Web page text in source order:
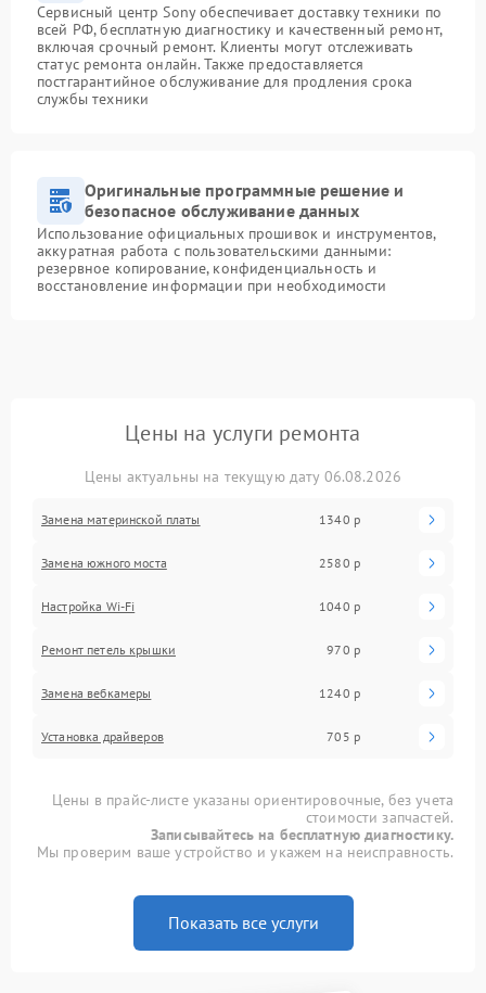
Сервисный центр Sony обеспечивает доставку техники по
всей РФ, бесплатную диагностику и качественный ремонт,
включая срочный ремонт. Клиенты могут отслеживать
статус ремонта онлайн. Также предоставляется
постгарантийное обслуживание для продления срока
службы техники
Оригинальные программные решение и
безопасное обслуживание данных
Использование официальных прошивок и инструментов,
аккуратная работа с пользовательскими данными:
резервное копирование, конфиденциальность и
восстановление информации при необходимости
Цены на услуги ремонта
Цены актуальны на текущую дату 06.08.2026
Замена материнской платы 1340 р
Замена южного моста 2580 р
Настройка Wi-Fi 1040 р
Ремонт петель крышки 970 р
Замена вебкамеры 1240 р
Установка драйверов 705 р
Цены в прайс-листе указаны ориентировочные, без учета
стоимости запчастей.
Записывайтесь на бесплатную диагностику.
Мы проверим ваше устройство и укажем на неисправность.
Показать все услуги